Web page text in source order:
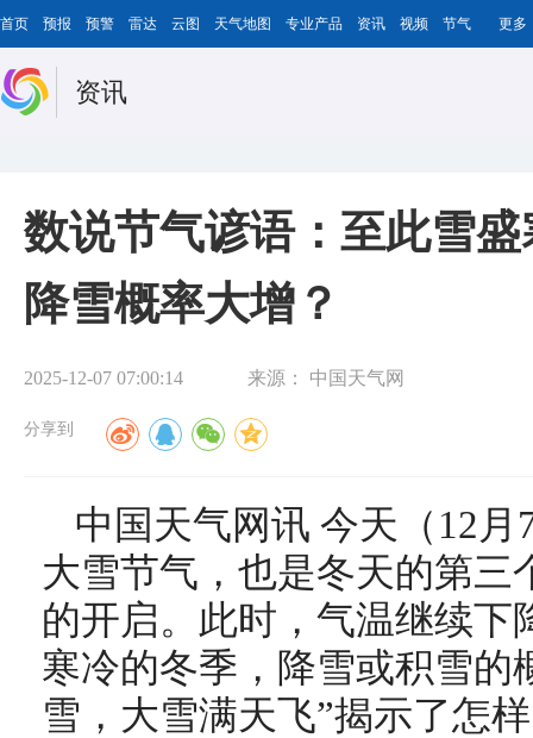
首页 预报 预警 雷达 云图 天气地图 专业产品 资讯 视频 节气 更多
资讯
数说节气谚语：至此雪
降雪概率大增？
2025-12-07 07:00:14 来源： 中国天气网
分享到
中国天气网讯 今天（12
大雪节气，也是冬天的第三
的开启。此时，气温继续下
寒冷的冬季，降雪或积雪的
雪，大雪满天飞”揭示了怎